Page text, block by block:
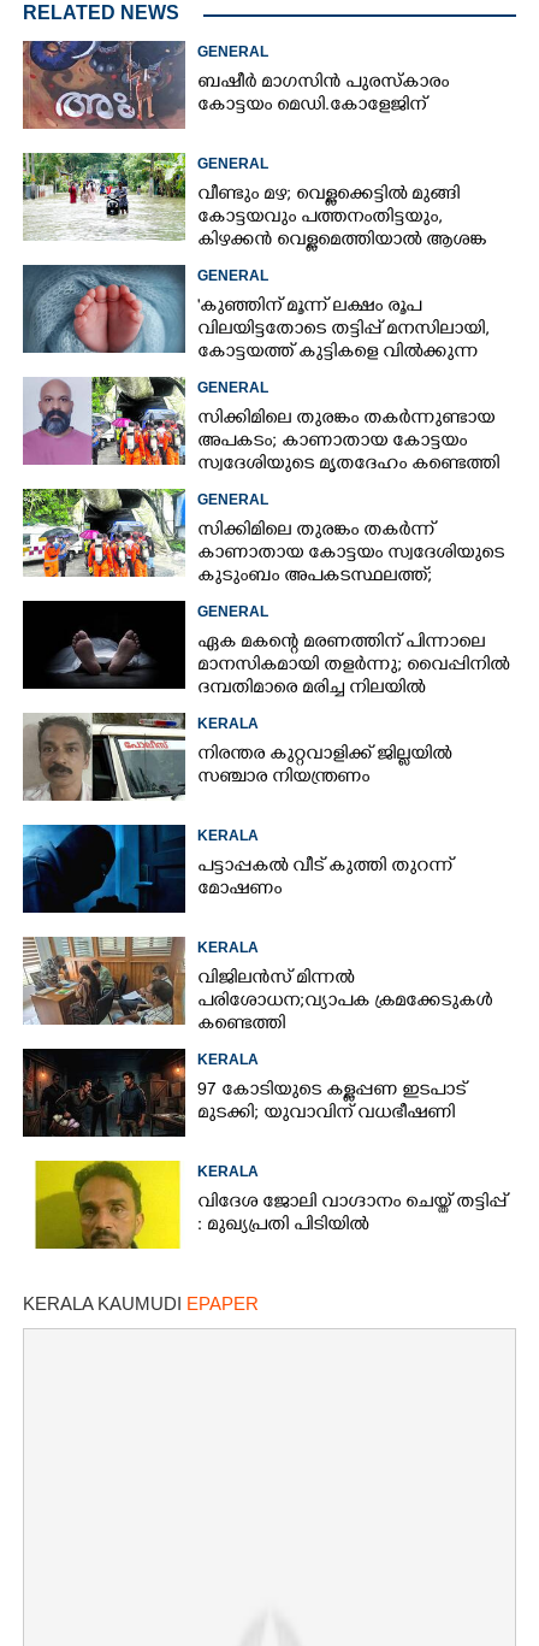
RELATED NEWS
GENERAL
ബഷീർ മാഗസിൻ പുരസ്കാരം
കോട്ടയം മെഡി.കോളേജിന്
GENERAL
വീണ്ടും മഴ; വെള്ളക്കെട്ടിൽ മുങ്ങി
കോട്ടയവും പത്തനംതിട്ടയും,
കിഴക്കൻ വെള്ളമെത്തിയാൽ ആശങ്ക
GENERAL
'കുഞ്ഞിന് മൂന്ന് ലക്ഷം രൂപ
വിലയിട്ടതോടെ തട്ടിപ്പ് മനസിലായി,
കോട്ടയത്ത് കുട്ടികളെ വിൽക്കുന്ന
വെളിപ്പെടുത്തലുമായി ഗർഭിണി
GENERAL
സിക്കിമിലെ തുരങ്കം തകർന്നുണ്ടായ
അപകടം; കാണാതായ കോട്ടയം
സ്വദേശിയുടെ മൃതദേഹം കണ്ടെത്തി
GENERAL
സിക്കിമിലെ തുരങ്കം തകർന്ന്
കാണാതായ കോട്ടയം സ്വദേശിയുടെ
കുടുംബം അപകടസ്ഥലത്ത്;
വിവരം
GENERAL
ഏക മകന്റെ മരണത്തിന് പിന്നാലെ
മാനസികമായി തളർന്നു; വൈപ്പിനിൽ
ദമ്പതിമാരെ മരിച്ച നിലയിൽ
KERALA
നിരന്തര കുറ്റവാളിക്ക് ജില്ലയിൽ
സഞ്ചാര നിയന്ത്രണം
KERALA
പട്ടാപ്പകൽ വീട് കുത്തി തുറന്ന്
മോഷണം
KERALA
വിജിലൻസ് മിന്നൽ
പരിശോധന; വ്യാപക ക്രമക്കേടുകൾ
കണ്ടെത്തി
KERALA
97 കോടിയുടെ കള്ളപ്പണ ഇടപാട്
മുടക്കി; യുവാവിന് വധഭീഷണി
KERALA
വിദേശ ജോലി വാഗ്ദാനം ചെയ്ത് തട്ടിപ്പ്
: മുഖ്യപ്രതി പിടിയിൽ
KERALA KAUMUDI EPAPER